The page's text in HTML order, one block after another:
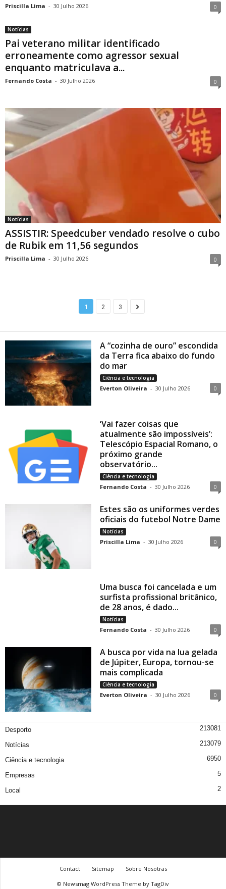
Priscilla Lima - 30 Julho 2026 0
Notícias
Pai veterano militar identificado
erroneamente como agressor sexual
enquanto matriculava a...
Fernando Costa - 30 Julho 2026 0
Notícias
ASSISTIR: Speedcuber vendado resolve o cubo
de Rubik em 11,56 segundos
Priscilla Lima - 30 Julho 2026 0
1 2 3
A “cozinha de ouro” escondida
da Terra fica abaixo do fundo
do mar
Ciência e tecnologia
Everton Oliveira - 30 Julho 2026 0
‘Vai fazer coisas que
atualmente são impossíveis’:
Telescópio Espacial Romano, o
próximo grande
observatório...
Ciência e tecnologia
Fernando Costa - 30 Julho 2026 0
Estes são os uniformes verdes
oficiais do futebol Notre Dame
Notícias
Priscilla Lima - 30 Julho 2026 0
Uma busca foi cancelada e um
surfista profissional britânico,
de 28 anos, é dado...
Notícias
Fernando Costa - 30 Julho 2026 0
A busca por vida na lua gelada
de Júpiter, Europa, tornou-se
mais complicada
Ciência e tecnologia
Everton Oliveira - 30 Julho 2026 0
Desporto 213081
Notícias 213079
Ciência e tecnologia 6950
Empresas 5
Local 2
Contact Sitemap
Sobre Nosotras
© Newsmag WordPress Theme by TagDiv